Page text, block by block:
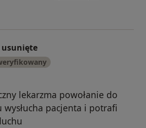
usunięte
lekarzma powołanie do
pacjenta i potrafi